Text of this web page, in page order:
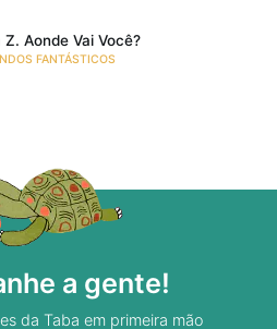
Z. Aonde Vai Você?
FANTÁSTICOS
a gente!
da Taba em primeira mão